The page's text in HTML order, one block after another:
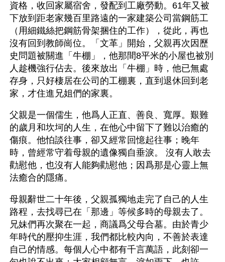
資格，收回家屬宿舍，發配到工廠勞動。61年又被
下放到距老家幾百里路遠的一家建築公司當鋼筋工
（用細鐵絲把鋼筋骨架捆住的工作），從此，再也
沒有回到教師崗位。「文革」開始，父親再次因歷
史問題被關進「牛棚」，他那間8平米的小屋也被別
人趁機強行佔去。後來放出「牛棚」時，他已無處
存身，只好棲居在公司的工棚裏，直到退休回到老
家，才住進兄姐們的家裏。
父親是一個儒生，他爲人正直、善良、寬厚。艱難
的歲月和坎坷的人生，在他心中留下了難以治癒的
傷痕。他怕談往事，卻又經常回憶起往事；晚年
時，曾經常守着母親的遺像獨自垂淚。 沒有人敢去
勸慰他，也沒有人能夠勸慰他；因爲那是心靈上無
法癒合的隱痛。
母親辭世二十年後，父親孤獨地走完了自己的人生
路程，去找尋已在「那邊」等候多時的母親去了。
兄妹們再次聚在一起，商議爲父母合墓。由於青少
年時代的壓抑生涯，我們都比較內向，不善於表達
自己的情感。每個人心中都有千言萬語，此刻卻一